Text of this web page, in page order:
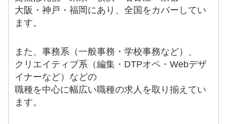
大阪・神戸・福岡にあり、全国をカバーしてい
ます。
また、事務系（一般事務・学校事務など）、
クリエイティブ系（編集・DTPオペ・Webデザ
イナーなど）などの
職種を中心に幅広い職種の求人を取り揃えてい
ます。